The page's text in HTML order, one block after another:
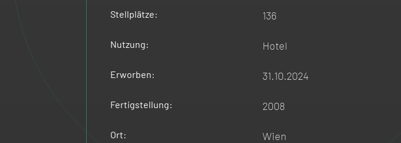
Stellplätze: 136
Nutzung: Hotel
Erworben: 31.10.2024
Fertigstellung: 2008
Ort: Wien